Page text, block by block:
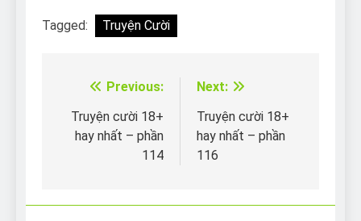
Tagged: Truyện Cười
Điều
hướng
Previous:
Truyện cười 18+
hay nhất – phần
114
Next:
Truyện cười 18+
hay nhất – phần
116